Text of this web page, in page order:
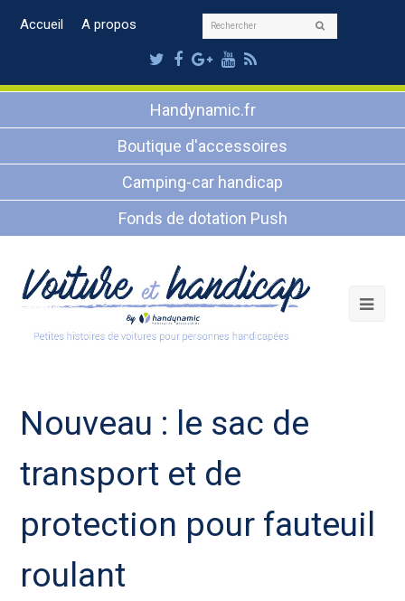
Accueil A propos Rechercher
Twitter
Facebook
Google
Plus
Youtube
RSS
Handynamic.fr
Boutique d'accessoires
Camping-car handicap
Fonds de dotation Push
Nouveau : le sac de
transport et de
protection pour fauteuil
roulant